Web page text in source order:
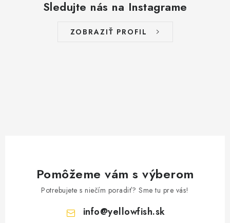
Sledujte nás na Instagrame
ZOBRAZIŤ PROFIL
Pomôžeme vám s výberom
Potrebujete s niečím poradiť? Sme tu pre vás!
info@yellowfish.sk